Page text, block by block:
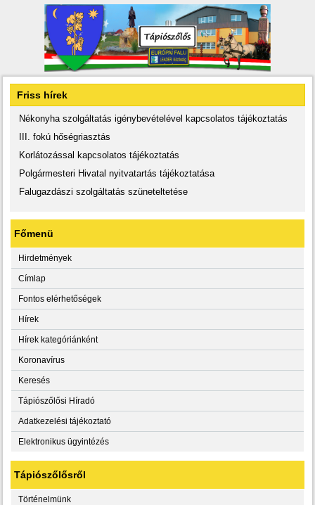
Friss hírek
Nékonyha szolgáltatás igénybevételével kapcsolatos tájékoztatás
III. fokú hőségriasztás
Korlátozással kapcsolatos tájékoztatás
Polgármesteri Hivatal nyitvatartás tájékoztatása
Falugazdászi szolgáltatás szüneteltetése
Főmenü
Hirdetmények
Címlap
Fontos elérhetőségek
Hírek
Hírek kategóriánként
Koronavírus
Keresés
Tápiószőlősi Híradó
Adatkezelési tájékoztató
Elektronikus ügyintézés
Tápiószőlősről
Történelmünk